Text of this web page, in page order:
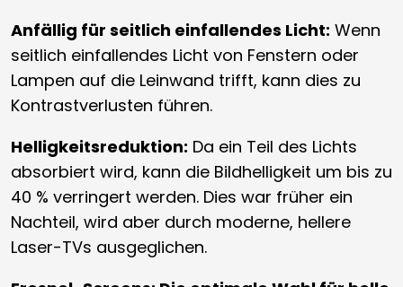
Anfällig für seitlich einfallendes Licht: Wenn
seitlich einfallendes Licht von Fenstern oder
Lampen auf die Leinwand trifft, kann dies zu
Kontrastverlusten führen.
Helligkeitsreduktion: Da ein Teil des Lichts
absorbiert wird, kann die Bildhelligkeit um bis zu
40 % verringert werden. Dies war früher ein
Nachteil, wird aber durch moderne, hellere
Laser-TVs ausgeglichen.